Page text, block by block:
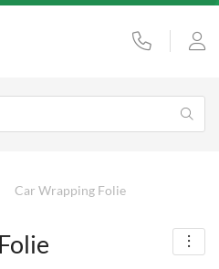
Car Wrapping Folie